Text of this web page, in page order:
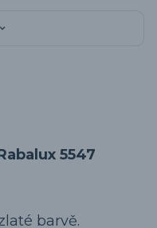
5547
barvě.